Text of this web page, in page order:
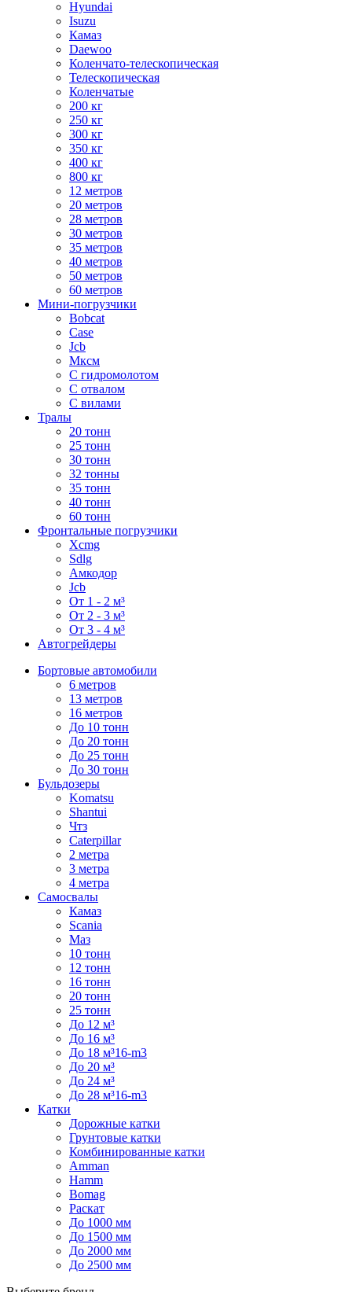
Hyundai
Isuzu
Камаз
Daewoo
Коленчато-телескопическая
Телескопическая
Коленчатые
200 кг
250 кг
300 кг
350 кг
400 кг
800 кг
12 метров
20 метров
28 метров
30 метров
35 метров
40 метров
50 метров
60 метров
Мини-погрузчики
Bobcat
Case
Jcb
Мксм
С гидромолотом
С отвалом
С вилами
Тралы
20 тонн
25 тонн
30 тонн
32 тонны
35 тонн
40 тонн
60 тонн
Фронтальные погрузчики
Xcmg
Sdlg
Амкодор
Jcb
От 1 - 2 м³
От 2 - 3 м³
От 3 - 4 м³
Автогрейдеры
Бортовые автомобили
6 метров
13 метров
16 метров
До 10 тонн
До 20 тонн
До 25 тонн
До 30 тонн
Бульдозеры
Komatsu
Shantui
Чтз
Caterpillar
2 метра
3 метра
4 метра
Самосвалы
Камаз
Scania
Маз
10 тонн
12 тонн
16 тонн
20 тонн
25 тонн
До 12 м³
До 16 м³
До 18 м³16-m3
До 20 м³
До 24 м³
До 28 м³16-m3
Катки
Дорожные катки
Грунтовые катки
Комбинированные катки
Amman
Hamm
Bomag
Раскат
До 1000 мм
До 1500 мм
До 2000 мм
До 2500 мм